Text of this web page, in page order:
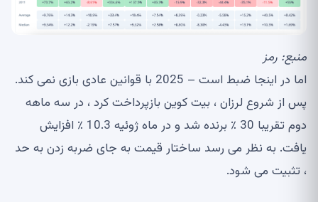
منبع: رمز
اما در اینجا ضبط است – 2025 با قوانین عادی بازی نمی کند.
پس از شروع لرزان ، بیت کوین بازپرداخت کرد ، در سه ماهه
دوم تقریبا 30 ٪ برنده شد و در ماه ژوئیه 10.3 ٪ افزایش
یافت. به نظر می رسد ساختار قیمت به جای ضربه زدن به حد
، تثبیت می شود.